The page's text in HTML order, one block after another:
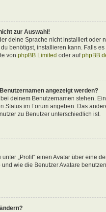
zur Auswahl!
deine Sprache nicht installiert
benötigst, installieren kann. Falls
von phpBB Limited oder auf
angezeigt werden?
deinem Benutzernamen stehen.
Status im Forum angeben. Das
zu Benutzer unterschiedlich ist.
„Profil“ einen Avatar über eine
wie die Benutzer Avatare